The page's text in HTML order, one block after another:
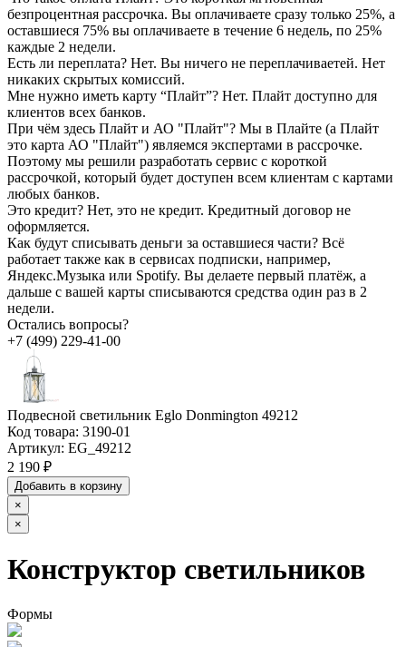
безпроцентная рассрочка. Вы оплачиваете сразу только 25%, а
оставшиеся 75% вы оплачиваете в течение 6 недель, по 25%
каждые 2 недели.
Есть ли переплата? Нет. Вы ничего не переплачиваетей. Нет
никаких скрытых комиссий.
Мне нужно иметь карту “Плайт”? Нет. Плайт доступно для
клиентов всех банков.
При чём здесь Плайт и АО "Плайт"? Мы в Плайте (а Плайт
это карта АО "Плайт") являемся экспертами в рассрочке.
Поэтому мы решили разработать сервис с короткой
рассрочкой, который будет доступен всем клиентам с картами
любых банков.
Это кредит? Нет, это не кредит. Кредитный договор не
оформляется.
Как будут списывать деньги за оставшиеся части? Всё
работает также как в сервисах подписки, например,
Яндекс.Музыка или Spotify. Вы делаете первый платёж, а
дальше с вашей карты списываются средства один раз в 2
недели.
Остались вопросы?
+7 (499) 229-41-00
Подвесной светильник Eglo Donmington 49212
Код товара: 3190-01
Артикул: EG_49212
2 190 ₽
Добавить в корзину
×
×
Конструктор светильников
Формы